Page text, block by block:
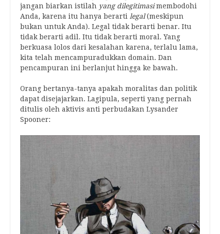
jangan biarkan istilah yang dilegitimasimembodohi
Anda, karena itu hanya berarti legal(meskipun
bukan untuk Anda). Legal tidak berarti benar. Itu
tidak berarti adil. Itu tidak berarti moral. Yang
berkuasa lolos dari kesalahan karena, terlalu lama,
kita telah mencampuradukkan domain. Dan
pencampuran ini berlanjut hingga ke bawah.
Orang bertanya-tanya apakah moralitas dan politik
dapat disejajarkan. Lagipula, seperti yang pernah
ditulis oleh aktivis anti perbudakan Lysander
Spooner: